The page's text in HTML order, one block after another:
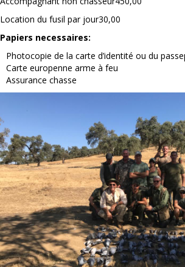
Location du fusil par jour30,00
Papiers necessaires:
Photocopie de la carte d’identité ou du
Carte europenne arme à feu
Assurance chasse